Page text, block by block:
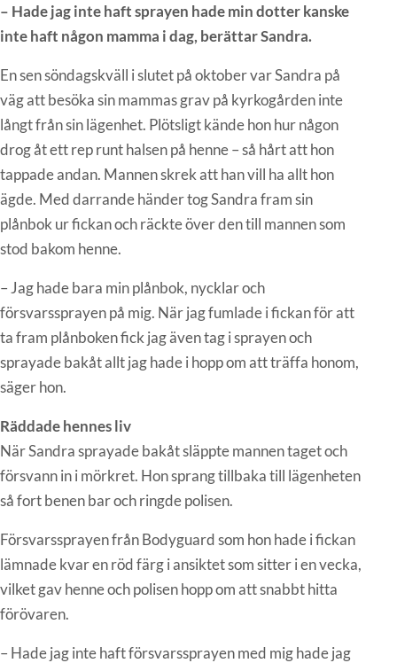
– Hade jag inte haft sprayen hade min dotter kanske
inte haft någon mamma i dag, berättar Sandra.
En sen söndagskväll i slutet på oktober var Sandra på
väg att besöka sin mammas grav på kyrkogården inte
långt från sin lägenhet. Plötsligt kände hon hur någon
drog åt ett rep runt halsen på henne – så hårt att hon
tappade andan. Mannen skrek att han vill ha allt hon
ägde. Med darrande händer tog Sandra fram sin
plånbok ur fickan och räckte över den till mannen som
stod bakom henne.
– Jag hade bara min plånbok, nycklar och
försvarssprayen på mig. När jag fumlade i fickan för att
ta fram plånboken fick jag även tag i sprayen och
sprayade bakåt allt jag hade i hopp om att träffa honom,
säger hon.
Räddade hennes liv
När Sandra sprayade bakåt släppte mannen taget och
försvann in i mörkret. Hon sprang tillbaka till lägenheten
så fort benen bar och ringde polisen.
Försvarssprayen från Bodyguard som hon hade i fickan
lämnade kvar en röd färg i ansiktet som sitter i en vecka,
vilket gav henne och polisen hopp om att snabbt hitta
förövaren.
– Hade jag inte haft försvarssprayen med mig hade jag